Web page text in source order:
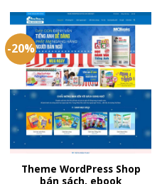
-20%
Theme WordPress Shop
bán sách, ebook